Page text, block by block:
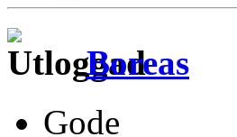
Boreas
Gode